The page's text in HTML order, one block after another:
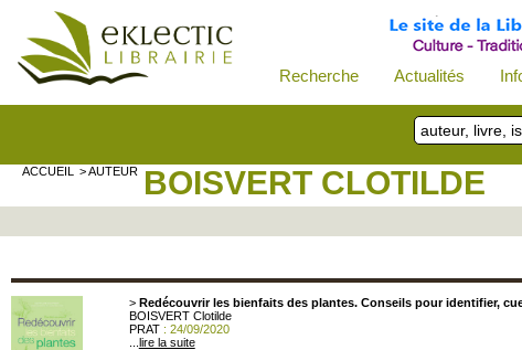
Recherche Actualités
ACCUEIL > AUTEUR BOISVERT CLOTILDE
> Redécouvrir les bienfaits des plantes. Conseils pour identifier,
BOISVERT Clotilde
PRAT: 24/09/2020
lire la suite